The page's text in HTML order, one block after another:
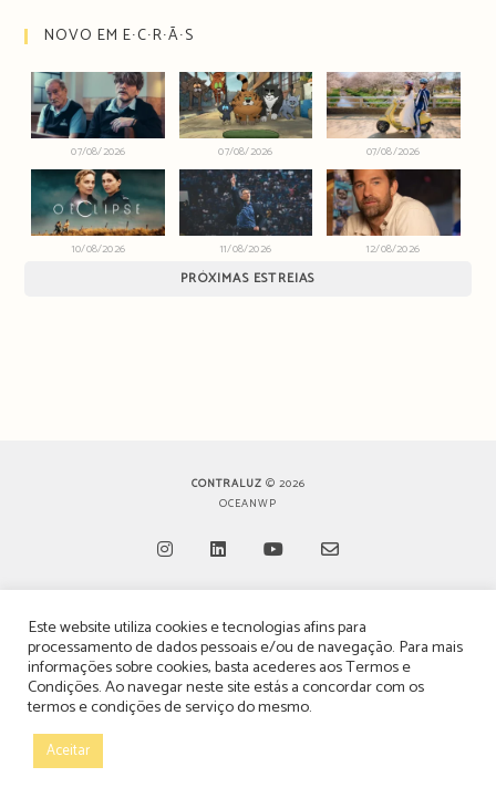
NOVO EM E∙C∙R∙Ã∙S
07/08/2026 07/08/2026 07/08/2026
10/08/2026 11/08/2026 12/08/2026
PRÓXIMAS ESTREIAS
CONTRALUZ © 2026
OCEANWP
in
a
new
in
a
new
tab
in
a
new
in
a
new
TERMOS, CONDIÇÕES & POLÍTICA DE PRIVACIDADE
ESTATUTO EDITORIAL
POLÍTICA DE PUBLICIDADE E ANÚNCIOS
Este website utiliza cookies e tecnologias afins para
processamento de dados pessoais e/ou de navegação. Para mais
informações sobre cookies, basta acederes aosTermos e
Condições. Ao navegar neste site estás a concordar com os
termos e condições de serviço do mesmo.
Aceitar